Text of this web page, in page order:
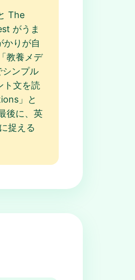
The
がうま
りが自
教養メデ
ンプル
ト文を読
」と
後に、英
捉える